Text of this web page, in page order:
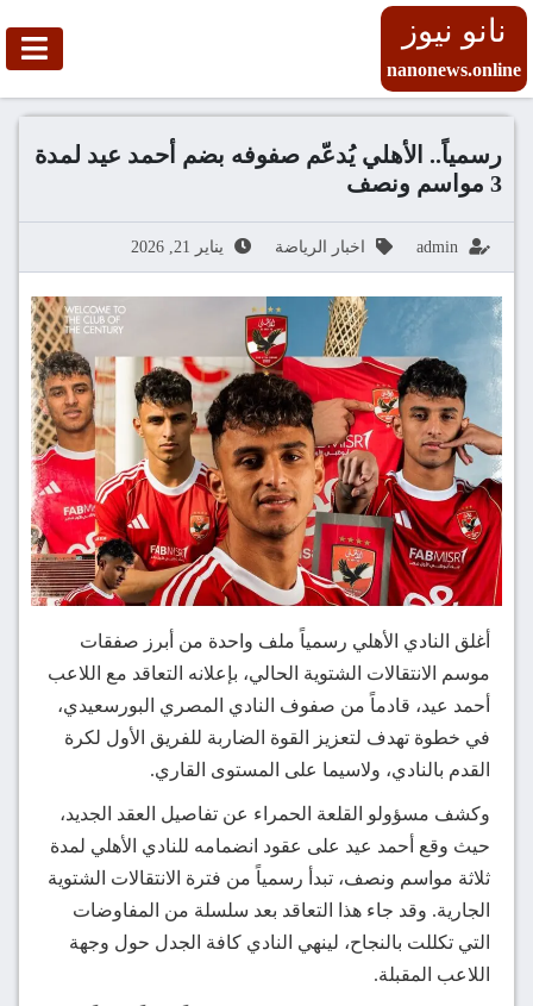
نانو نيوز
nanonews.online
رسمياً.. الأهلي يُدعّم صفوفه بضم أحمد عيد لمدة
3 مواسم ونصف
admin اخبار الرياضة يناير 21, 2026
أغلق النادي الأهلي رسمياً ملف واحدة من أبرز صفقات
موسم الانتقالات الشتوية الحالي، بإعلانه التعاقد مع اللاعب
أحمد عيد، قادماً من صفوف النادي المصري البورسعيدي،
في خطوة تهدف لتعزيز القوة الضاربة للفريق الأول لكرة
القدم بالنادي، ولاسيما على المستوى القاري.
وكشف مسؤولو القلعة الحمراء عن تفاصيل العقد الجديد،
حيث وقع أحمد عيد على عقود انضمامه للنادي الأهلي لمدة
ثلاثة مواسم ونصف، تبدأ رسمياً من فترة الانتقالات الشتوية
الجارية. وقد جاء هذا التعاقد بعد سلسلة من المفاوضات
التي تكللت بالنجاح، لينهي النادي كافة الجدل حول وجهة
اللاعب المقبلة.